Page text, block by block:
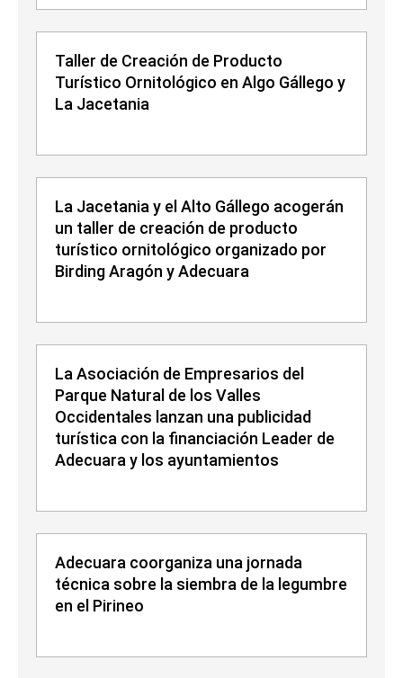
Taller de Creación de Producto
Turístico Ornitológico en Algo Gállego y
La Jacetania
La Jacetania y el Alto Gállego acogerán
un taller de creación de producto
turístico ornitológico organizado por
Birding Aragón y Adecuara
La Asociación de Empresarios del
Parque Natural de los Valles
Occidentales lanzan una publicidad
turística con la financiación Leader de
Adecuara y los ayuntamientos
Adecuara coorganiza una jornada
técnica sobre la siembra de la legumbre
en el Pirineo